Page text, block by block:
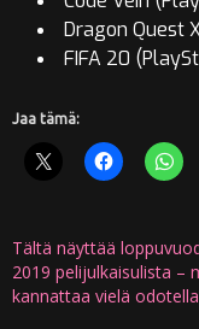
Dragon Quest
FIFA 20
Jaa tämä:
Tältä näyttää
2019 pelijulkaisulista –
kannattaa vielä